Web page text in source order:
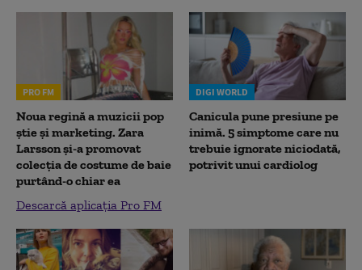
PRO FM
Noua regină a muzicii pop
știe și marketing. Zara
Larsson și-a promovat
colecția de costume de baie
purtând-o chiar ea
Descarcă aplicația Pro FM
DIGI WORLD
Canicula pune presiune pe
inimă. 5 simptome care nu
trebuie ignorate niciodată,
potrivit unui cardiolog